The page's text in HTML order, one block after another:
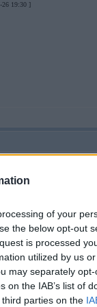
of your
the below opt-out
is processed
utilized by us
may separately
the IAB’s list of
parties on the
26 19:30 ]
shai sadalai?